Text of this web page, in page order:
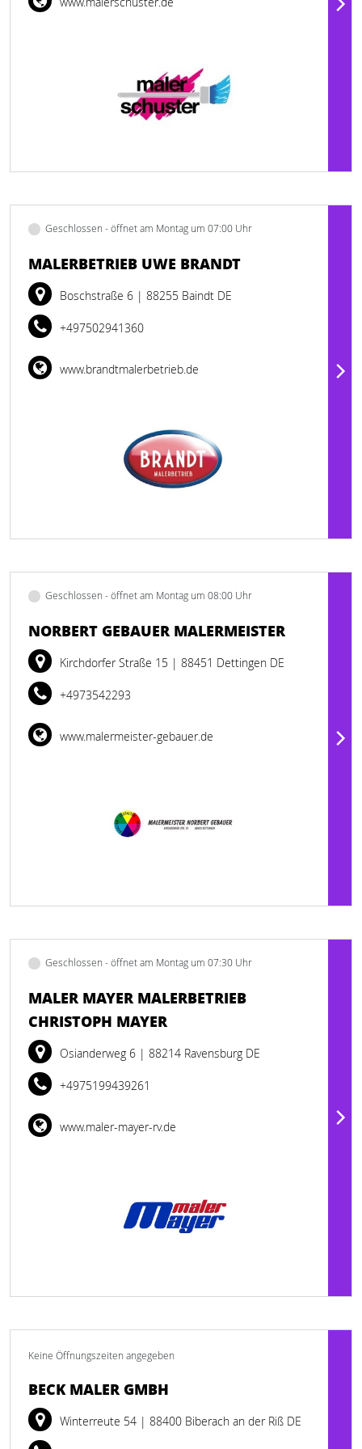
Geschlossen - öffnet am Montag um 07:00 Uhr
MALERBETRIEB UWE BRANDT
Boschstraße 6 | 88255 Baindt DE
+497502941360
www.brandtmalerbetrieb.de
Geschlossen - öffnet am Montag um 08:00 Uhr
NORBERT GEBAUER MALERMEISTER
Kirchdorfer Straße 15 | 88451 Dettingen DE
+4973542293
www.malermeister-gebauer.de
Geschlossen - öffnet am Montag um 07:30 Uhr
MALER MAYER MALERBETRIEB
CHRISTOPH MAYER
Osianderweg 6 | 88214 Ravensburg DE
+4975199439261
www.maler-mayer-rv.de
Keine Öffnungszeiten angegeben
BECK MALER GMBH
Winterreute 54 | 88400 Biberach an der Riß DE